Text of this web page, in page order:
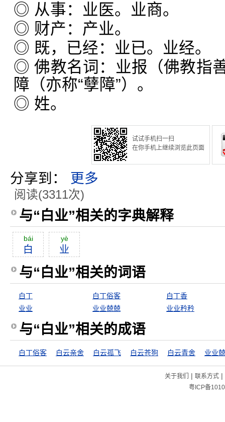
◎ 从事：业医。业商。
◎ 财产：产业。
◎ 既，已经：业已。业经。
◎ 佛教名词：业报（佛教指
障（亦称“孽障”）。
◎ 姓。
试试手机扫一扫
在你手机上继续浏览此页面
分享到： 更多
阅读(3311次)
与“白业”相关的字典解释
bái
白
yè
业
与“白业”相关的词语
白丁 白丁俗客
白丁香
业业
业业兢兢 业业矜矜
与“白业”相关的成语
白丁俗客 白云亲舍 白云孤飞 白云苍狗 白云青舍 业业
关于我们 | 联系方式|
粤ICP备